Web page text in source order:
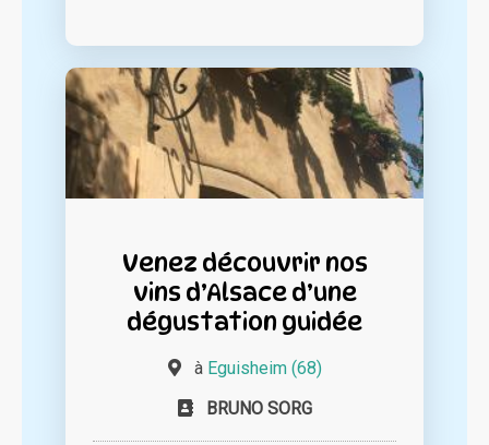
Venez découvrir nos
vins d’Alsace d’une
dégustation guidée
à Eguisheim (68)
BRUNO SORG